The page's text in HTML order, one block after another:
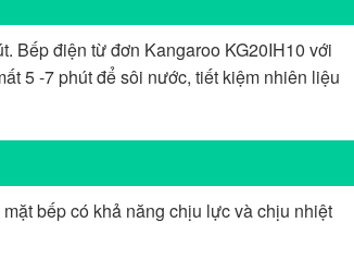
Bếp điện từ đơn Kangaroo KG20IH10 với
5 -7 phút để sôi nước, tiết kiệm nhiên liệu
bếp có khả năng chịu lực và chịu nhiệt